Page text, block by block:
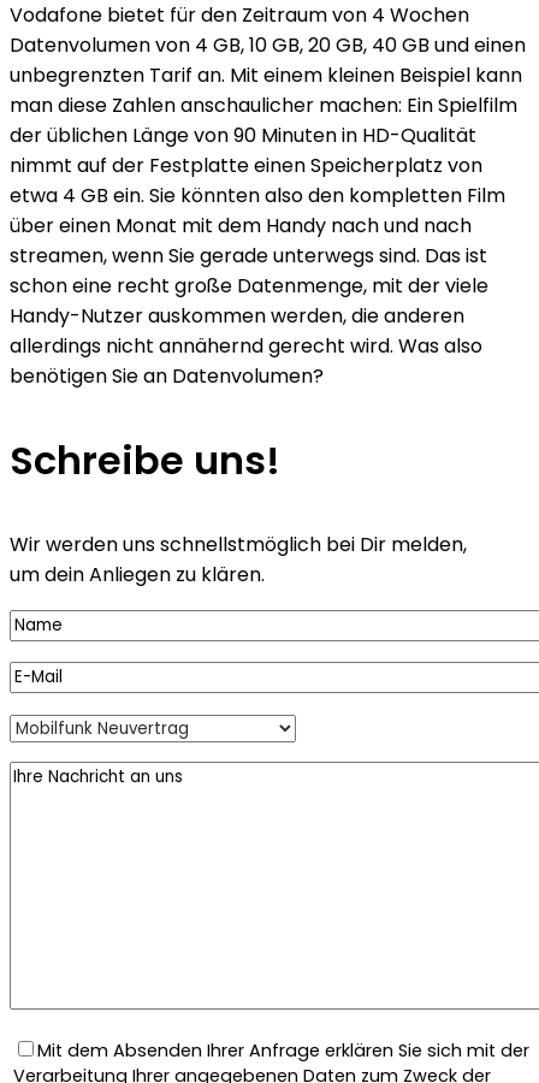
Vodafone bietet für den Zeitraum von 4 Wochen
Datenvolumen von 4 GB, 10 GB, 20 GB, 40 GB und einen
unbegrenzten Tarif an. Mit einem kleinen Beispiel kann
man diese Zahlen anschaulicher machen: Ein Spielfilm
der üblichen Länge von 90 Minuten in HD-Qualität
nimmt auf der Festplatte einen Speicherplatz von
etwa 4 GB ein. Sie könnten also den kompletten Film
über einen Monat mit dem Handy nach und nach
streamen, wenn Sie gerade unterwegs sind. Das ist
schon eine recht große Datenmenge, mit der viele
Handy-Nutzer auskommen werden, die anderen
allerdings nicht annähernd gerecht wird. Was also
benötigen Sie an Datenvolumen?
Schreibe uns!
Wir werden uns schnellstmöglich bei Dir melden,
um dein Anliegen zu klären.
Mit dem Absenden Ihrer Anfrage erklären Sie sich mit der
Verarbeitung Ihrer angegebenen Daten zum Zweck der